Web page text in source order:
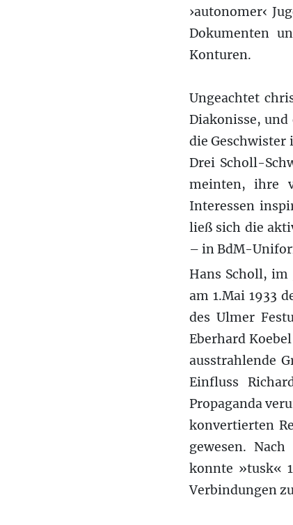
›autonomer‹
Dokumenten
Konturen.
Ungeachtet
Diakonisse,
die Geschwister
Drei Scholl-
meinten, ihre
Interessen
ließ sich die
– in BdM-
Hans Scholl, im
am 1.Mai 1933
des Ulmer
Eberhard
ausstrahlende
Einfluss
Propaganda
konvertierten
gewesen.
konnte »tusk«
Verbindungen